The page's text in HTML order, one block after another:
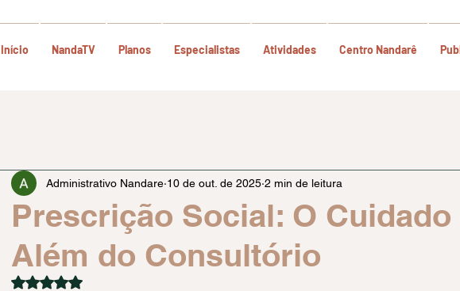
Início NandaTV Planos Especialistas Atividades Centro Nandarê
Prescrição Social: O Cuidado
Além do Consultório
Administrativo Nandare 10 de out. de 2025 2 min de leitura
Avaliado com NaN de 5 estrelas.